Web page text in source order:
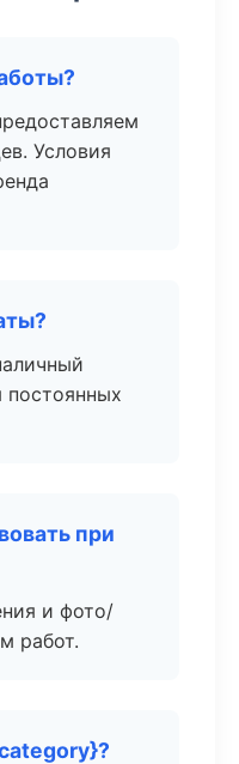
Условия
постоянных
при
и фото/
работ.